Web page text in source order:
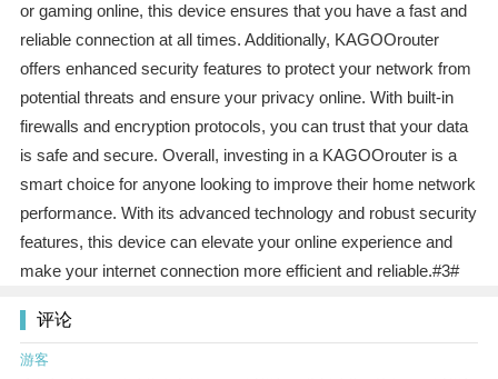
or gaming online, this device ensures that you have a fast and
reliable connection at all times. Additionally, KAGOOrouter
offers enhanced security features to protect your network from
potential threats and ensure your privacy online. With built-in
firewalls and encryption protocols, you can trust that your data
is safe and secure. Overall, investing in a KAGOOrouter is a
smart choice for anyone looking to improve their home network
performance. With its advanced technology and robust security
features, this device can elevate your online experience and
make your internet connection more efficient and reliable.#3#
评论
游客